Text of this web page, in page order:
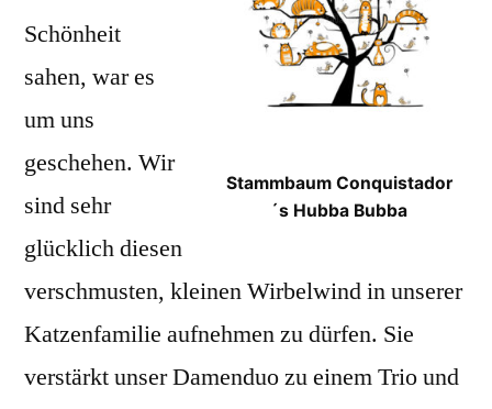
Stammbaum Conquistador
´s Hubba Bubba
Schönheit
sahen, war es
um uns
geschehen. Wir
sind sehr
glücklich diesen
verschmusten, kleinen Wirbelwind in unserer
Katzenfamilie aufnehmen zu dürfen. Sie
verstärkt unser Damenduo zu einem Trio und